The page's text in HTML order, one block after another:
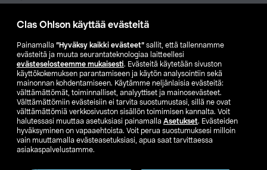
Clas Ohlson käyttää evästeitä
Painamalla ”Hyväksy kaikki evästeet” sallit, että tallennamme
evästeitä ja muuta seurantateknologiaa laitteellesi
evästeselosteemme mukaisesti. Evästeitä käytetään sivuston
käyttökokemuksen parantamiseen ja käytön analysointiin sekä
mainonnan kohdentamiseen. Käytämme neljänlaisia evästeitä:
välttämättömät, toiminnalliset, analyyttiset ja mainosevästeet.
Välttämättömiin evästeisiin ei tarvita suostumustasi, sillä ne ovat
välttämättömiä verkkosivuston sisällön toimimisen kannalta. Voit
halutessasi muuttaa asetuksiasi painamalla Asetukset. Evästeiden
hyväksyminen on vapaaehtoista. Voit perua suostumuksesi milloin
vain muuttamalla evästeasetuksiasi, apua saat tarvittaessa
asiakaspalvelustamme.
Muut yrityksemme
Etsi myymälä
SE NO FI
FI SV